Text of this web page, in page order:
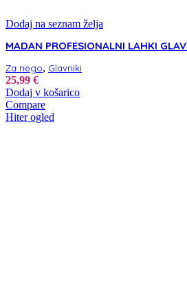
Dodaj na seznam želja
MADAN PROFESIONALNI LAHKI
Za nego, Glavniki
25,99 €
Dodaj v košarico
Compare
Hiter ogled